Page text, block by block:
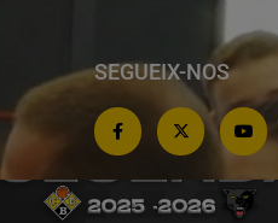
SEGUEIX-NOS